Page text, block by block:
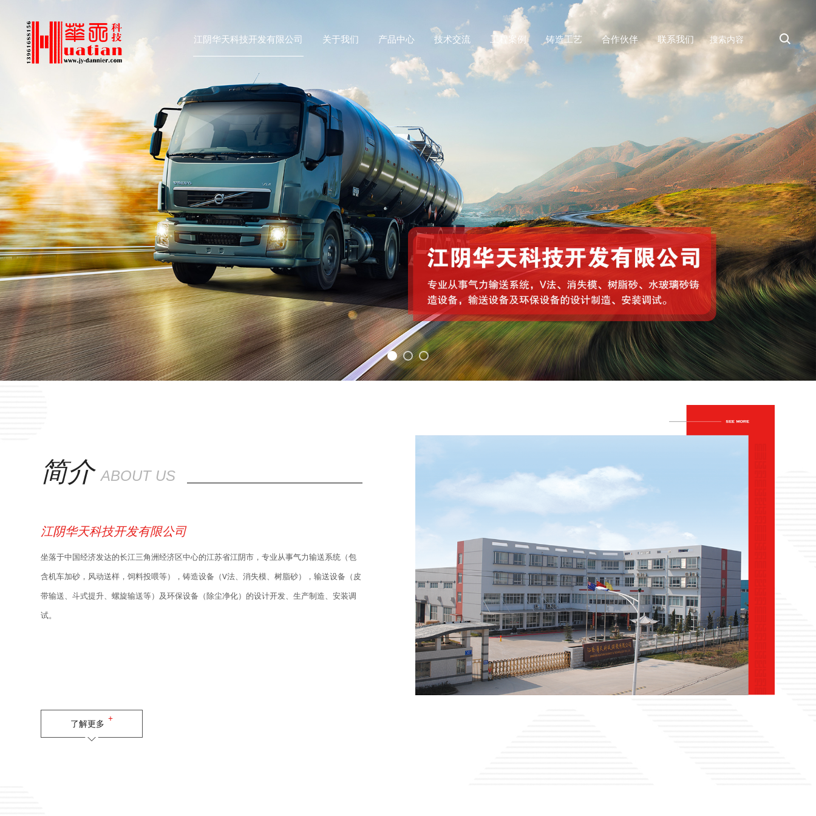
江阴华天科技开发有限公司 关于我们 产品中心 技术交流 工程案例 铸造工艺 合作伙伴 联系我们
简介 ABOUT US
江阴华天科技开发有限公司
坐落于中国经济发达的长江三角洲经济区中心的江苏省江阴市，专业从事气力输送系统（包
含机车加砂，风动送样，饲料投喂等），铸造设备（V法、消失模、树脂砂），输送设备（皮
带输送、斗式提升、螺旋输送等）及环保设备（除尘净化）的设计开发、生产制造、安装调
试。
了解更多